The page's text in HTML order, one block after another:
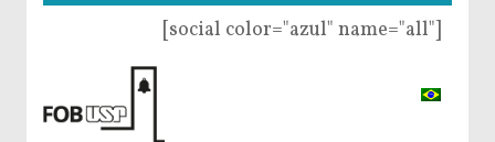
[social color="azul" name="all"]